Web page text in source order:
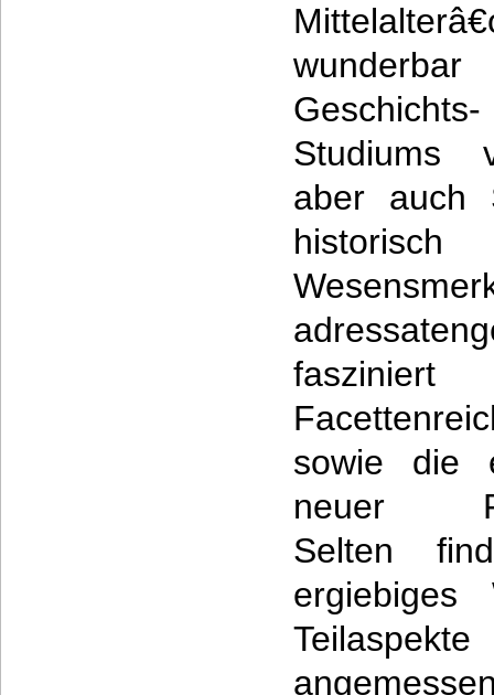
Studiums
aber auch
historisch
sowie die
neuer
Selten